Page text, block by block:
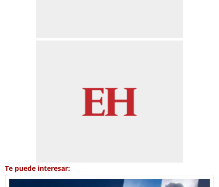
Te puede interesar: